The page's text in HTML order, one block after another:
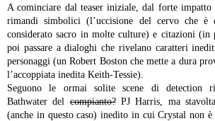
A cominciare dal teaser iniziale, dal forte
rimandi simbolici (l’uccisione del cervo che è
considerato sacro in molte culture) e citazioni (in
poi passare a dialoghi che rivelano caratteri
personaggi (un Robert Boston che mette a dura
l’accoppiata inedita Keith-Tessie).
Seguono le ormai solite scene di detection
Bathwater delcompianto?PJ Harris, ma
(anche in questo caso) inedito in cui Crystal non